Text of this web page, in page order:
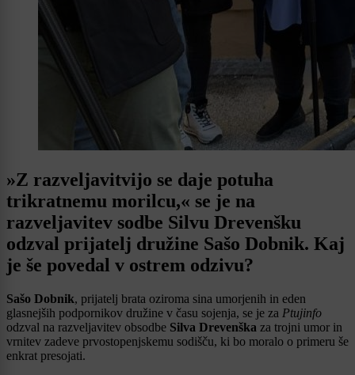
»Z razveljavitvijo se daje potuha
trikratnemu morilcu,« se je na
razveljavitev sodbe Silvu Drevenšku
odzval prijatelj družine Sašo Dobnik. Kaj
je še povedal v ostrem odzivu?
Sašo Dobnik, prijatelj brata oziroma sina umorjenih in eden
glasnejših podpornikov družine v času sojenja, se je za Ptujinfo
odzval na razveljavitev obsodbe Silva Drevenška za trojni umor in
vrnitev zadeve prvostopenjskemu sodišču, ki bo moralo o primeru še
enkrat presojati.